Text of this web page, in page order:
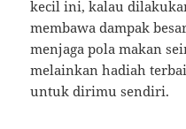
kecil ini, kalau
membawa dampak
menjaga pola makan
melainkan hadiah
untuk dirimu sendiri.